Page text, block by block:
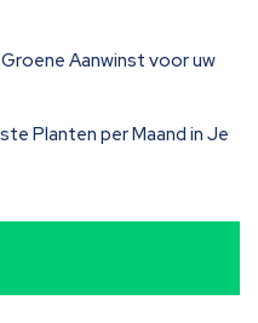
Aanwinst voor uw
Planten per Maand in Je